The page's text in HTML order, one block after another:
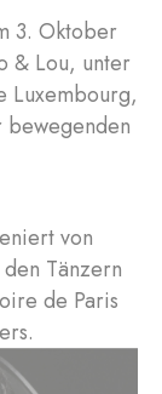
3. Oktober
& Lou, unter
Luxembourg,
von
Tänzern
de Paris